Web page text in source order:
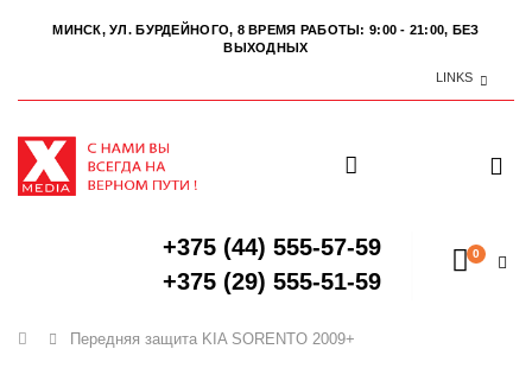
МИНСК, УЛ. БУРДЕЙНОГО, 8 ВРЕМЯ РАБОТЫ: 9:00 - 21:00, БЕЗ
ВЫХОДНЫХ
LINKS
+375 (44) 555-57-59
+375 (29) 555-51-59
0
Главная
Передняя защита KIA SORENTO 2009+